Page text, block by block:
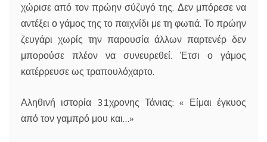
χώρισε από τον πρώην σύζυγό της. Δεν μπόρεσε να
αντέξει ο γάμος της το παιχνίδι με τη φωτιά. Το πρώην
ζευγάρι χωρίς την παρουσία άλλων παρτενέρ δεν
μπορούσε πλέον να συνευρεθεί. Έτσι ο γάμος
κατέρρευσε ως τραπουλόχαρτο.
Αληθινή ιστορία 31χρονης Τάνιας: « Είμαι έγκυος
από τον γαμπρό μου και…»